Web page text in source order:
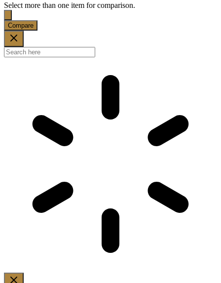
Select more than one item for comparison.
Compare